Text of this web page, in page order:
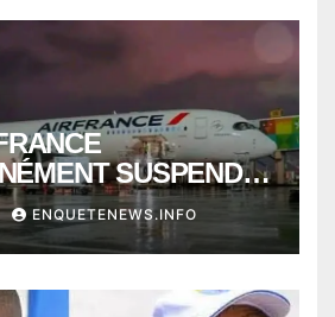
SUSPENDU
ET PARIS ?
ENQUETENEWS.INFO